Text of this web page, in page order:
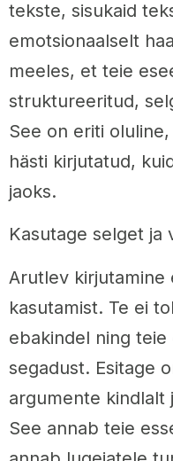
tekste, sisukaid
emotsionaalselt
meeles, et teie
struktureeritud,
See on eriti
hästi kirjutatud,
jaoks.
Kasutage selget ja
Arutlev kirjutamine
kasutamist. Te ei
ebakindel ning
segadust. Esitage
argumente kindlalt
See annab teie